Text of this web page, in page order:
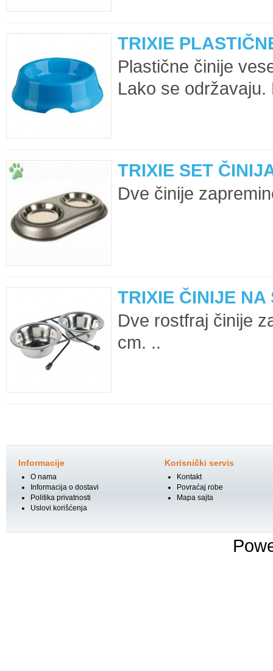
TRIXIE
Plastične činije
Lako se
TRIXIE SET
Dve činije
TRIXIE ČINIJE NA
Dve rostfraj činije
cm. ..
Informacije
O nama
Informacija o dostavi
Politika privatnosti
Uslovi korišćenja
Korisnički servis
Kontakt
Povraćaj robe
Mapa sajta